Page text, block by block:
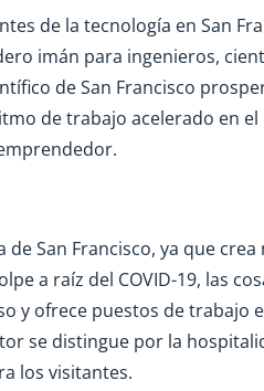
de la tecnología en San
imán para ingenieros,
de San Francisco
de trabajo acelerado en el
San Francisco, ya que
a raíz del COVID-19, las
y ofrece puestos de trabajo
se distingue por la
los visitantes.